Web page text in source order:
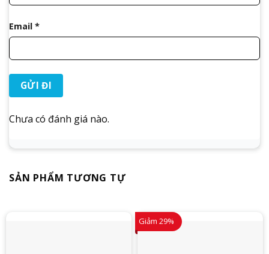
Email *
Chưa có đánh giá nào.
SẢN PHẨM TƯƠNG TỰ
Giảm 29%